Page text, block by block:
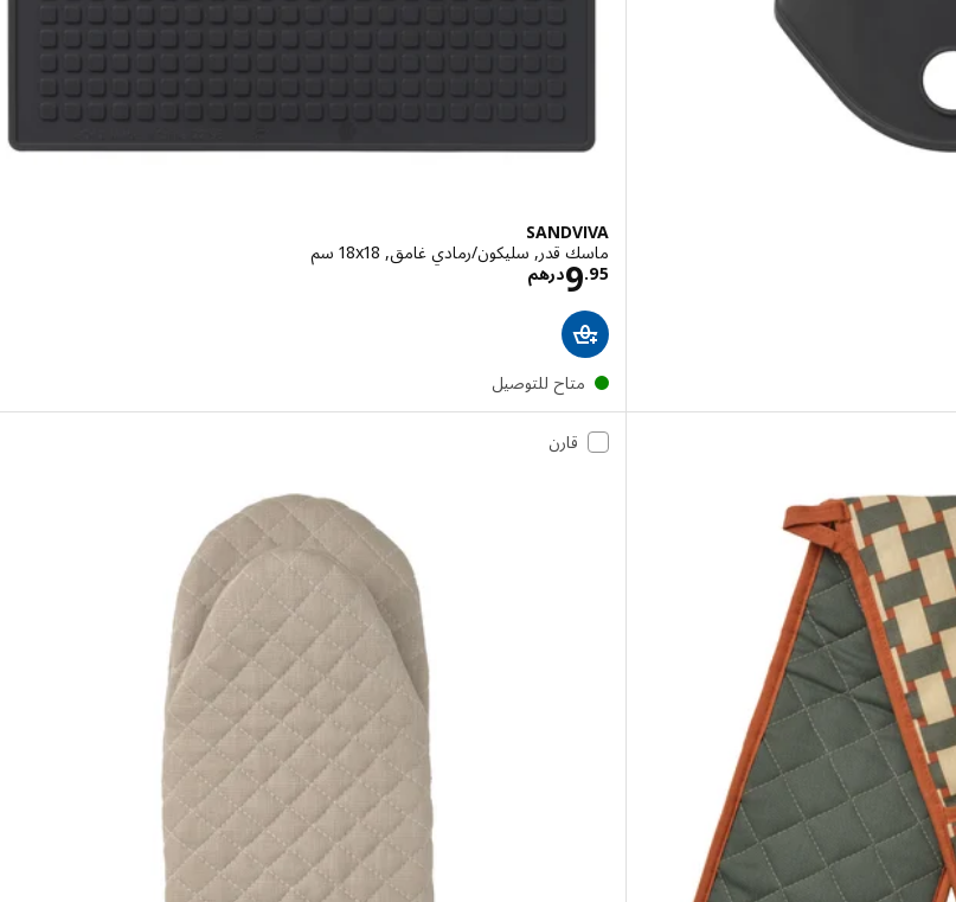
SANDVIVA
ماسك قدر, سليكون/رمادي غامق, ‎18x18 سم‏
درهم9.95 الاسعار درهم 9.95
متاح للتوصيل
قارن